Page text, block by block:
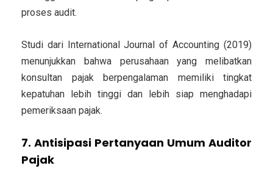
proses audit.
Studi dari International Journal of Accounting (2019)
menunjukkan bahwa perusahaan yang melibatkan
konsultan pajak berpengalaman memiliki tingkat
kepatuhan lebih tinggi dan lebih siap menghadapi
pemeriksaan pajak.
7. Antisipasi Pertanyaan Umum Auditor
Pajak